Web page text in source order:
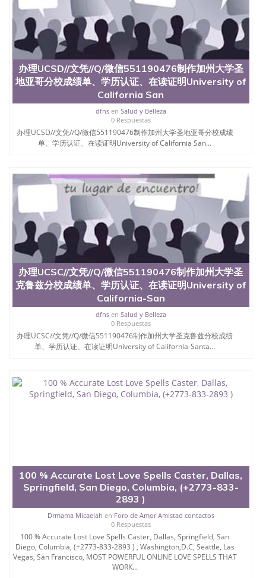
结构（包括：水印，阴影底纹，钢印LOGO烫金烫
银，LOGO烫金烫银复合重叠。 文字图案浮雕，激光
镭射，紫外荧光，温感，复印防伪）都有原版本文凭
对照。质量得到了广大海外客户群体的认可，同时和
海外学校留学中介， 同时能做到与时俱进，及时掌握
各大院校的（毕业证，成绩单，资格证，学生卡，结
业证，录取通知书，在读证明等相关材料）的版本更
新信息， 能够在时间掌握的海外学历文凭的样版，尺
寸大小，纸张材质，防伪技术等等，并在时间收集到
原版实物，以求达到客户的需求。 我们的优势： 我
们在保证合理定价的同时，坚持较高性价比，通过品
质和效率不断优化，为您倾情诠释什么是高性价比。
咨询顾问：Sam q/微信:551190476 Q/微
公司专业制作、办理、仿制、成绩单文凭、改成绩、
教育部学历学位认证、毕业证、成绩单、文凭、学历
文凭、假文凭假毕业证假学历书制作、假制作、办
理、仿制学位证书、毕业证文凭、文凭毕业证、毕业
证认证、留服认证、使馆认证、使馆证明、使馆留学
回国人员证明、留学生认证、学历认证、文凭认证学
位认证、留学生学历认证、留学生学位认证、英国文
凭学历、美国文凭学历、澳洲文凭学历、加拿大文凭
学历、新西兰学历认证等q:551190476 微信：
551190476 圣何塞州立大学毕业证（San Jose State
University）圣何塞州立大学毕业证（San Jose State
University）圣何塞州立大学毕业证（San Jose State
University）圣何塞州立大学成绩单（San Jose State
University）圣何塞州立大学成绩单（ San Jose State
University）圣何塞州立大学成绩单（San Jose State
University）圣何塞州立大学（San Jose State
University）圣何塞州立大学（ San Jose State
University）圣何塞州立大学（San Jose State
State University）圣何塞州立大学学历（San Jose
State University）圣 塞州立大学学历（San Jose
State University）圣何塞州立大学（San Jose State
University）圣何塞州立大学（San Jose State
University）圣何塞州立大学（San Jose State
University）圣何塞州立大学（San Jose State
University）圣何塞州立大学学位证（San Jose State
University）圣何塞州立大学学位证（San Jose State
University）圣何塞州立大学学位证（San Jose State
University）圣何塞州立大学（San Jose State
办理UCSD//文凭//Q/微信551190476制作加州大学圣
地亚哥分校成绩单、学历认证、在读证明University of
California San
dfnsen Salud y Belleza
0 Respuestas
办理UCSD//文凭//Q/微信551190476制作加州大学圣地亚哥分校成绩
单、学历认证、在读证明University of California San...
办理UCSC//文凭//Q/微信551190476制作加州大学圣
克鲁兹分校成绩单、学历认证、在读证明University of
California-San
dfnsen Salud y Belleza
0 Respuestas
办理UCSC//文凭//Q/微信551190476制作加州大学圣克鲁兹分校成绩
单、学历认证、在读证明University of California-Santa...
100 % Accurate Lost Love Spells Caster, Dallas,
Springfield, San Diego, Columbia, (+2773-833-
2893 )
Drmama Micaelah en Foro de Amor Amistad contactos
0 Respuestas
100 % Accurate Lost Love Spells Caster, Dallas, Springfield, San
Diego, Columbia, (+2773-833-2893 ) , Washington,D.C, Seattle, Las
Vegas, San Francisco, MOST POWERFUL ONLINE LOVE SPELLS THAT
WORK...